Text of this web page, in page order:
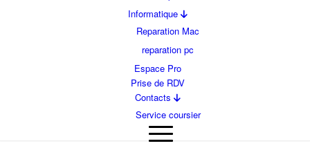
Informatique
Reparation Mac
reparation pc
Espace Pro
Prise de RDV
Contacts
Service coursier